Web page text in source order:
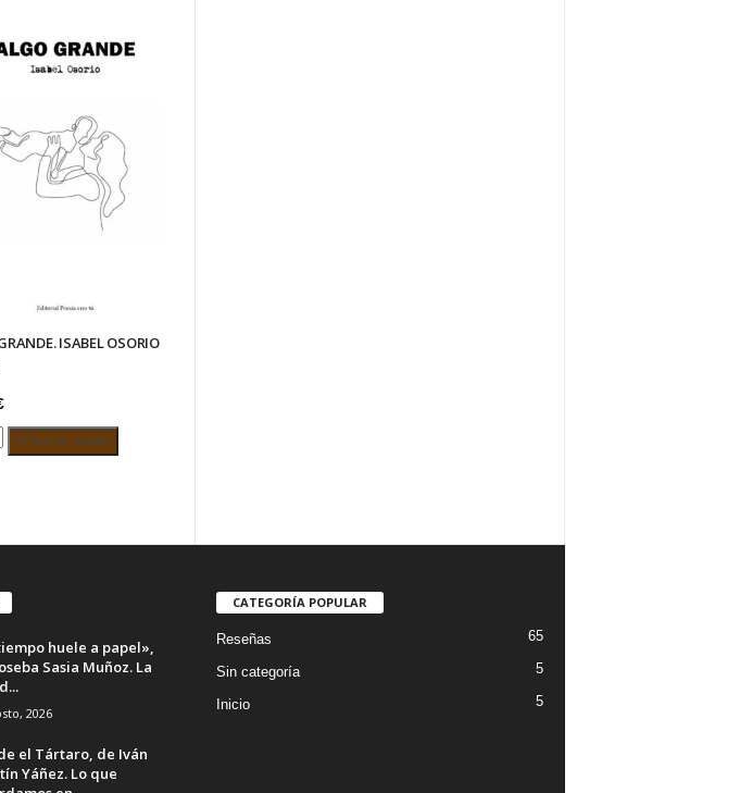
ISABEL OSORIO
Añadir al carrito
huele a papel»,
Sasia Muñoz. La
2026
el Tártaro, de Iván
Yáñez. Lo que
CATEGORÍA POPULAR
Reseñas 65
Sin categoría 5
Inicio 5